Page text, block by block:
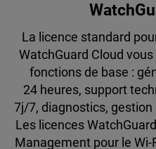
La licence standard
WatchGuard Cloud
fonctions de base :
24 heures, support
7j/7, diagnostics,
Les licences
Management pour le Wi-